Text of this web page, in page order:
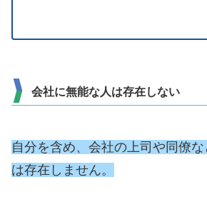
会社に無能な人は存在しない
自分を含め、会社の上司や同僚な
は存在しません。